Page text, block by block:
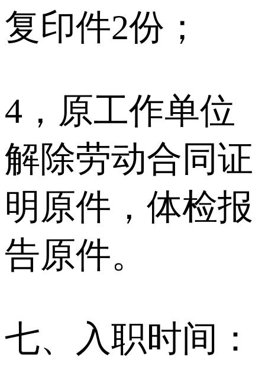
复印件2份；
4，原工作单位
解除劳动合同证
明原件，体检报
告原件。
七、入职时间：